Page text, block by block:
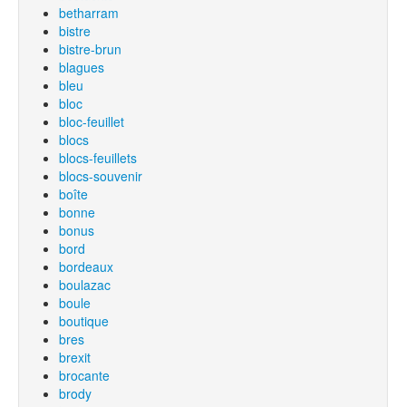
betharram
bistre
bistre-brun
blagues
bleu
bloc
bloc-feuillet
blocs
blocs-feuillets
blocs-souvenir
boîte
bonne
bonus
bord
bordeaux
boulazac
boule
boutique
bres
brexit
brocante
brody